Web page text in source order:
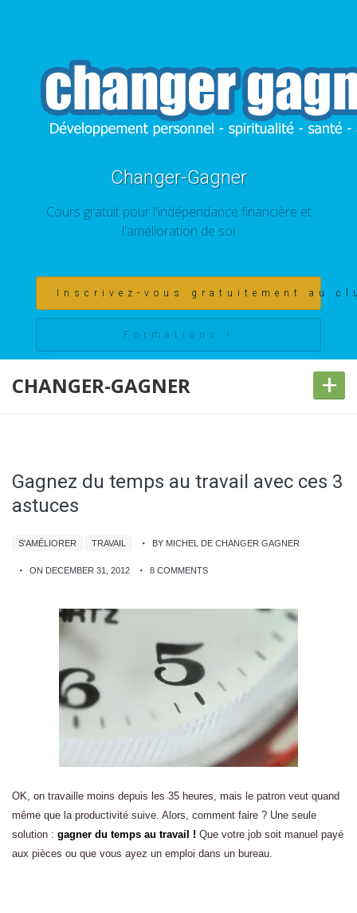
Changer-Gagner
Cours gratuit pour l'indépendance financière et
l'amélioration de soi
Inscrivez-vous gratuitement au
Formations !
CHANGER-GAGNER +
Gagnez du temps au travail avec ces 3
astuces
S'AMÉLIORER TRAVAIL BY MICHEL DE CHANGER GAGNER
ON DECEMBER 31, 2012 8 COMMENTS
OK, on travaille moins depuis les 35 heures, mais le patron veut quand
même que la productivité suive. Alors, comment faire ? Une seule
solution : gagner du temps au travail ! Que votre job soit manuel payé
aux pièces ou que vous ayez un emploi dans un bureau.